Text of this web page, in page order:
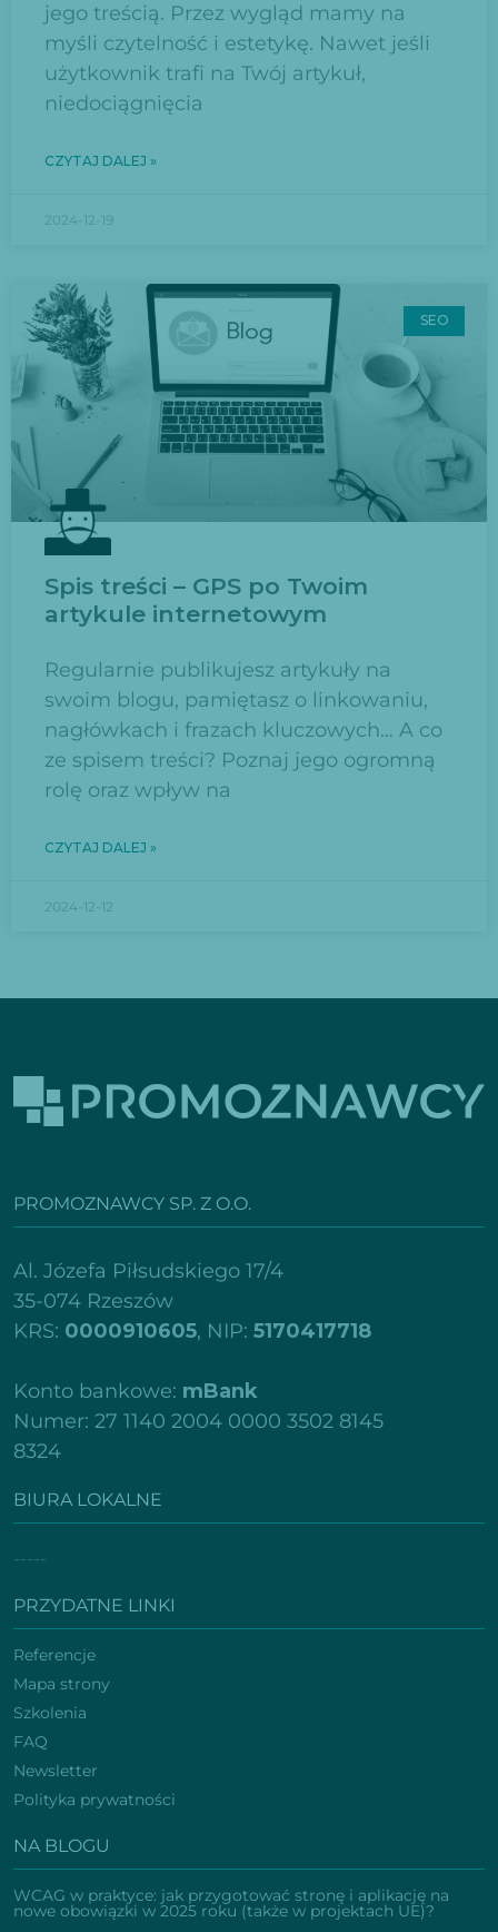
jego treścią. Przez wygląd mamy na
myśli czytelność i estetykę. Nawet jeśli
użytkownik trafi na Twój artykuł,
niedociągnięcia
CZYTAJ DALEJ »
2024-12-19
SEO
Spis treści – GPS po Twoim
artykule internetowym
Regularnie publikujesz artykuły na
swoim blogu, pamiętasz o linkowaniu,
nagłówkach i frazach kluczowych… A co
ze spisem treści? Poznaj jego ogromną
rolę oraz wpływ na
CZYTAJ DALEJ »
2024-12-12
PROMOZNAWCY SP. Z O.O.
Al. Józefa Piłsudskiego 17/4
35-074 Rzeszów
KRS: 0000910605, NIP: 5170417718
Konto bankowe: mBank
Numer: 27 1140 2004 0000 3502 8145
8324
BIURA LOKALNE
-----
PRZYDATNE LINKI
Referencje
Mapa strony
Szkolenia
FAQ
Newsletter
Polityka prywatności
NA BLOGU
WCAG w praktyce: jak przygotować stronę i aplikację na
nowe obowiązki w 2025 roku (także w projektach UE)?